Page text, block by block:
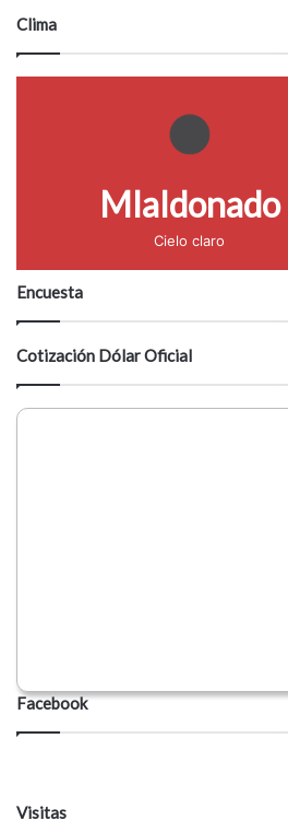
Clima
Mlaldonado
Cielo claro
Encuesta
Cotización Dólar Oficial
Facebook
Visitas